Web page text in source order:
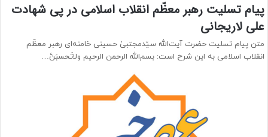
پیام تسلیت رهبر معظّم انقلاب اسلامی در پی شهادت
علی لاریجانی
متن پیام تسلیت حضرت آیت‌الله سیّدمجتبیٰ حسینی خامنه‌ای رهبر معظّم
انقلاب اسلامی به این شرح است: بسم‌الله الرحمن الرحیم ولاتَحسبَنَّ…